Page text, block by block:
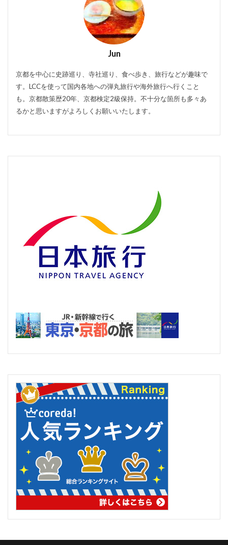
Jun
京都を中心に史跡巡り、寺社巡り、食べ歩き、旅行などが趣味で
す。LCCを使って国内各地への弾丸旅行や海外旅行へ行くこと
も。京都散策歴20年、京都検定2級保持。不十分な箇所も多々あ
るかと思いますがよろしくお願いいたします。